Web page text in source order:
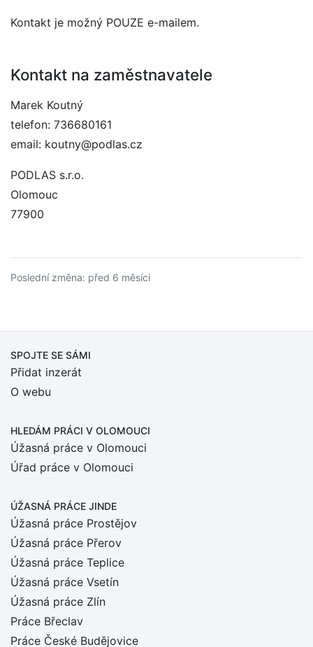
Kontakt je možný POUZE e-mailem.
Kontakt na zaměstnavatele
Marek Koutný
telefon: 736680161
email: koutny@podlas.cz
PODLAS s.r.o.
Olomouc
77900
Poslední změna: před 6 měsíci
SPOJTE SE SÁMI
Přidat inzerát
O webu
HLEDÁM PRÁCI V OLOMOUCI
Úžasná práce v Olomouci
Úřad práce v Olomouci
ÚŽASNÁ PRÁCE JINDE
Úžasná práce Prostějov
Úžasná práce Přerov
Úžasná práce Teplice
Úžasná práce Vsetín
Úžasná práce Zlín
Práce Břeclav
Práce České Budějovice